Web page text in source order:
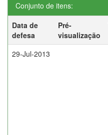
Conjunto de itens:
Data de
defesa
Pré-
visualização
29-Jul-2013